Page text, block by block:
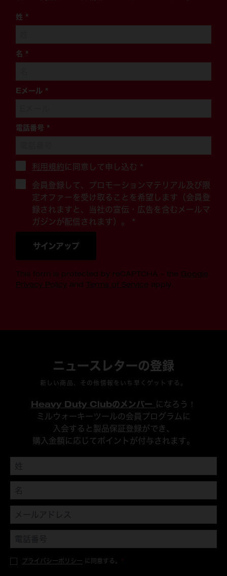
姓 *
名 *
Eメール *
電話番号 *
利用規約に同意して申し込む *
会員登録して、プロモーションマテリアル及び限
定オファーを受け取ることを希望します（会員登
録されますと、当社の宣伝・広告を含むメールマ
ガジンが配信されます）。 *
サインアップ
This form is protected by reCAPTCHA - the Google
Privacy Policyand Terms of Service apply.
ニュースレターの登録
新しい商品、その他情報をいち早くゲットする。
Heavy Duty Clubのメンバー になろう！
ミルウォーキーツールの会員プログラムに
入会すると製品保証登録ができ、
購入金額に応じてポイントが付与されます。
プライバシーポリシー に同意する。 *